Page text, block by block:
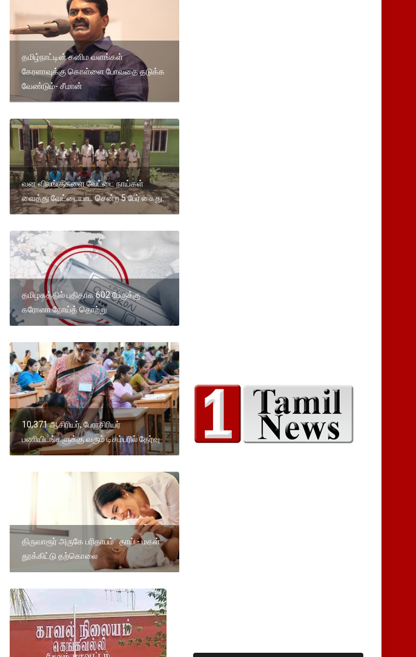
தமிழ்நாட்டின் கனிம வளங்கள்
கேரளாவுக்கு கொள்ளை போவதை தடுக்க
வேண்டும்- சீமான்
வன விலங்குகளை வேட்டை நாய்கள்
வைத்து வேட்டையாட சென்ற 5 பேர் கைது.
தமிழகத்தில் புதிதாக 602 பேருக்கு
கரோனா நோய்த் தொற்று
10,371 ஆசிரியர், பேராசிரியர்
பணியிடங்களுக்கு வரும் டிசம்பரில் தேர்வு
திருவாரூர் அருகே பரிதாபம் தாய் - மகள்
தூக்கிட்டு தற்கொலை